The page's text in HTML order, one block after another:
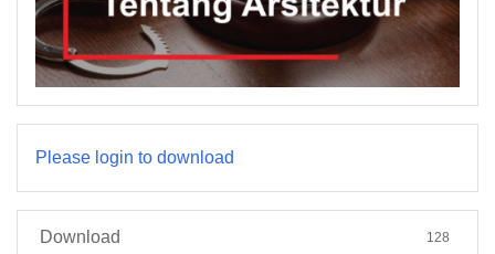
Please login to download
Download 128